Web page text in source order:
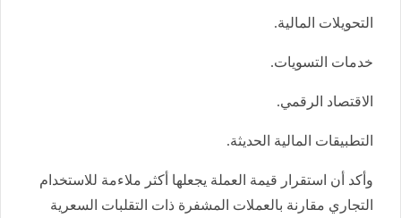
التحويلات المالية.
خدمات التسويات.
الاقتصاد الرقمي.
التطبيقات المالية الحديثة.
وأكد أن استقرار قيمة العملة يجعلها أكثر ملاءمة للاستخدام
التجاري مقارنة بالعملات المشفرة ذات التقلبات السعرية